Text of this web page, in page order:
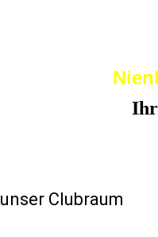
Ihr
unser Clubraum